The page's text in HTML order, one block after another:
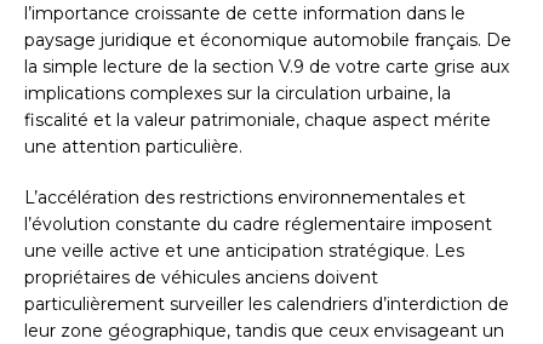
l’importance croissante de cette information dans le
paysage juridique et économique automobile français. De
la simple lecture de la section V.9 de votre carte grise aux
implications complexes sur la circulation urbaine, la
fiscalité et la valeur patrimoniale, chaque aspect mérite
une attention particulière.
L’accélération des restrictions environnementales et
l’évolution constante du cadre réglementaire imposent
une veille active et une anticipation stratégique. Les
propriétaires de véhicules anciens doivent
particulièrement surveiller les calendriers d’interdiction de
leur zone géographique, tandis que ceux envisageant un